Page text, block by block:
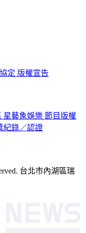
定 版權宣告
星藝象娛樂 節目版權
紀錄／認證
台北市內湖區瑞